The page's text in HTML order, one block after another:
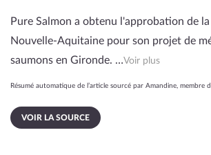
Pure Salmon a obtenu l'approbation de
Nouvelle-Aquitaine pour son projet de
saumons en Gironde. …Voir plus
Résumé automatique de l’article sourcé par Amandine, membre
VOIR LA SOURCE